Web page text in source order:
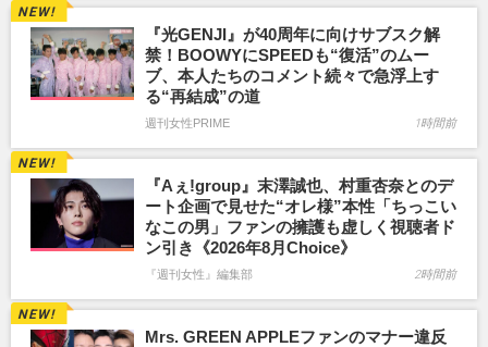
『光GENJI』が40周年に向けサブスク解
禁！BOOWYにSPEEDも“復活”のムー
ブ、本人たちのコメント続々で急浮上す
る“再結成”の道
週刊女性PRIME 1時間前
『Aぇ!group』末澤誠也、村重杏奈とのデ
ート企画で見せた“オレ様”本性「ちっこい
なこの男」ファンの擁護も虚しく視聴者ド
ン引き《2026年8月Choice》
『週刊女性』編集部 2時間前
Mrs. GREEN APPLEファンのマナー違反